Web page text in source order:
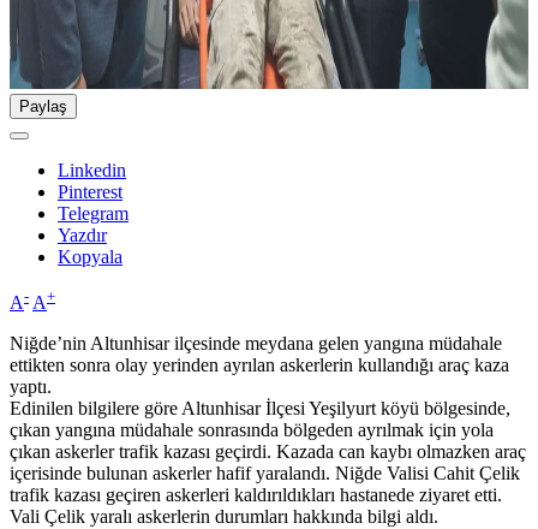
Paylaş
Linkedin
Pinterest
Telegram
Yazdır
Kopyala
A- A+
Niğde’nin Altunhisar ilçesinde meydana gelen yangına müdahale
ettikten sonra olay yerinden ayrılan askerlerin kullandığı araç kaza
yaptı.
Edinilen bilgilere göre Altunhisar İlçesi Yeşilyurt köyü bölgesinde,
çıkan yangına müdahale sonrasında bölgeden ayrılmak için yola
çıkan askerler trafik kazası geçirdi. Kazada can kaybı olmazken araç
içerisinde bulunan askerler hafif yaralandı. Niğde Valisi Cahit Çelik
trafik kazası geçiren askerleri kaldırıldıkları hastanede ziyaret etti.
Vali Çelik yaralı askerlerin durumları hakkında bilgi aldı.